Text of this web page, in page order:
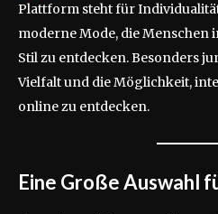
Plattform steht für
moderne Mode, die
Stil zu entdecken. Besonders
Vielfalt und die Möglichkeit,
online zu entdecken.
Eine Große Auswahl